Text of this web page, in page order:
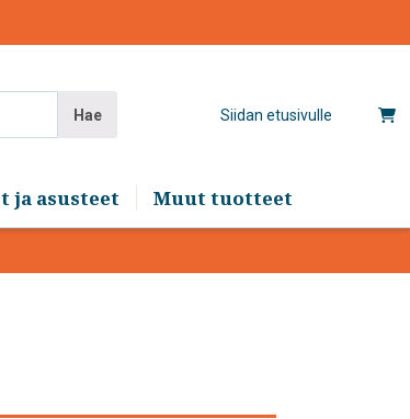
Siidan etusivulle
Hae
ja asusteet Muut tuotteet